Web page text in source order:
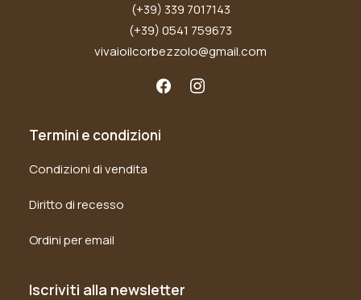
(+39) 339 7017143
(+39) 0541 759673
vivaioilcorbezzolo@gmail.com
Termini e condizioni
Condizioni di vendita
Diritto di recesso
Ordini per email
Iscriviti alla newsletter